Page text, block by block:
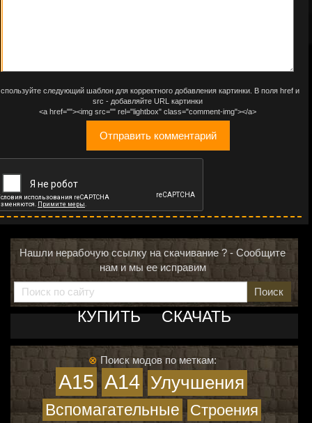
следующий шаблон для корректного добавления картинки. В поля href и
src - добавляйте URL картинки
<a href=""><img src="" rel="lightbox" class="comment-img"></a>
Нашли нерабочую ссылку на скачивание ? - Сообщите
нам и мы ее исправим
Поиск
КУПИТЬ СКАЧАТЬ
⊗ Поиск модов по меткам:
A15 A14 Улучшения
Вспомагательные
Строения